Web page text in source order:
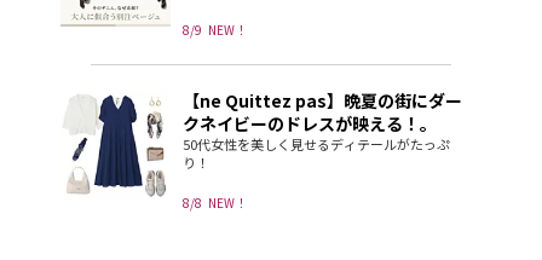
8/9 NEW！
8/8 NEW！
【ne Quittez pas】晩夏の街にダー
クネイビーのドレスが映える！。
50代女性を美しく見せるディテールがたっぷ
り！